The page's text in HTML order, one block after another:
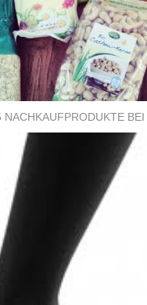
NACHKAUFPRODUKTE